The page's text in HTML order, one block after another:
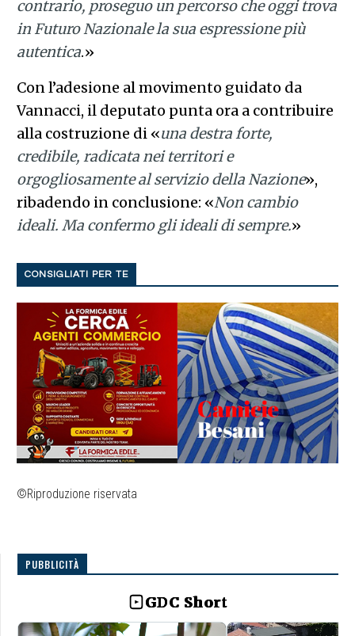
contrario, proseguo un percorso che oggi trova
in Futuro Nazionale la sua espressione più
autentica.»
Con l’adesione al movimento guidato da
Vannacci, il deputato punta ora a contribuire
alla costruzione di «una destra forte,
credibile, radicata nei territori e
orgogliosamente al servizio della Nazione»,
ribadendo in conclusione: «Non cambio
ideali. Ma confermo gli ideali di sempre.»
CONSIGLIATI PER TE
©Riproduzione riservata
PUBBLICITÀ
GDC Short